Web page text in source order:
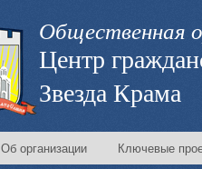
Общественная
Центр
Звезда Крама
Об организации Ключевые